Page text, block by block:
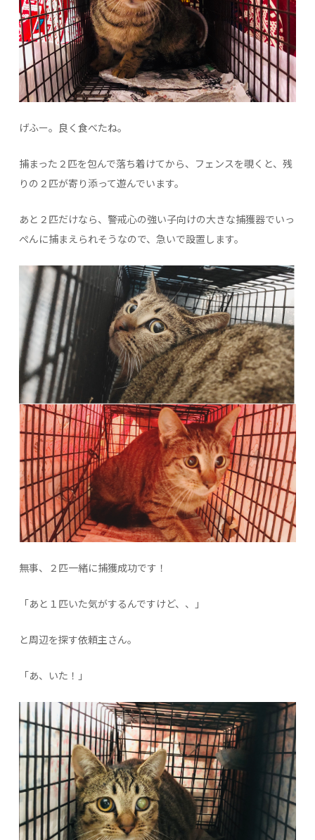
げふー。良く食べたね。
捕まった２匹を包んで落ち着けてから、フェンスを覗くと、残
りの２匹が寄り添って遊んでいます。
あと２匹だけなら、警戒心の強い子向けの大きな捕獲器でいっ
ぺんに捕まえられそうなので、急いで設置します。
無事、２匹一緒に捕獲成功です！
「あと１匹いた気がするんですけど、、」
と周辺を探す依頼主さん。
「あ、いた！」